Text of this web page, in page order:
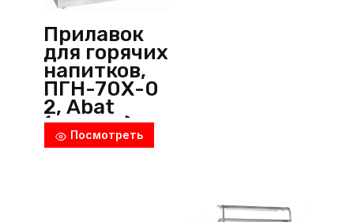
Прилавок
для горячих
напитков,
ПГН-70Х-0
2, Abat
(Россия)
Посмотреть